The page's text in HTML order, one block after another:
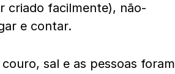
criado facilmente), não-
e contar.
sal e as pessoas foram